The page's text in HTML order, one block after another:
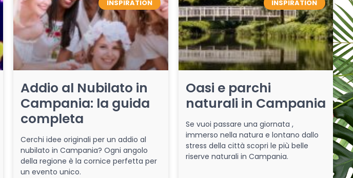
INSPIRATION
Addio al Nubilato in
Campania: la guida
completa
Cerchi idee originali per un addio al
nubilato in Campania? Ogni angolo
della regione è la cornice perfetta per
un evento unico.
INSPIRATION
Oasi e parchi
naturali in Campania
Se vuoi passare una giornata ,
immerso nella natura e lontano dallo
stress della città scopri le più belle
riserve naturali in Campania.